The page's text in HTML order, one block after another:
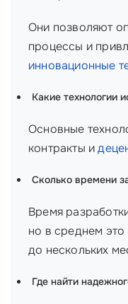
Они позволяют
процессы и
инновационные
Какие технологии
Основные
контракты и
Сколько времени
Время
но в среднем это
до нескольких
Где найти